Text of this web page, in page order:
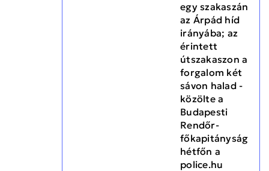
egy szakaszán
az Árpád híd
irányába; az
érintett
útszakaszon a
forgalom két
sávon halad -
közölte a
Budapesti
Rendőr-
főkapitányság
hétfőn a
police.hu